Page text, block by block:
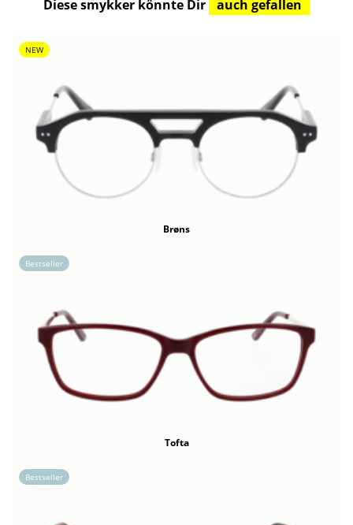
Diese smykker könnte Dir auch gefallen
NEW
Brøns
Bestseller
Tofta
Bestseller